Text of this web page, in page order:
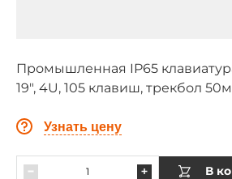
Промышленная IP65
19", 4U, 105 клавиш, трекбол
Узнать цену
В